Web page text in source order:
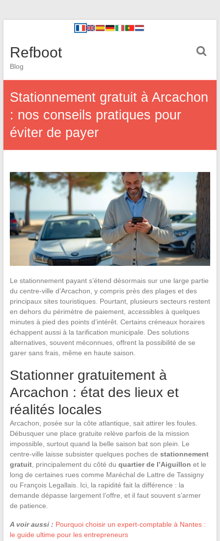
Refboot
Blog
Stationnement gratuit à Arcachon
: nos conseils pratiques pour
éviter de payer
Le stationnement payant s’étend désormais sur une large partie
du centre-ville d’Arcachon, y compris près des plages et des
principaux sites touristiques. Pourtant, plusieurs secteurs restent
en dehors du périmètre de paiement, accessibles à quelques
minutes à pied des points d’intérêt. Certains créneaux horaires
échappent aussi à la tarification municipale. Des solutions
alternatives, souvent méconnues, offrent la possibilité de se
garer sans frais, même en haute saison.
Stationner gratuitement à
Arcachon : état des lieux et
réalités locales
Arcachon, posée sur la côte atlantique, sait attirer les foules.
Débusquer une place gratuite relève parfois de la mission
impossible, surtout quand la belle saison bat son plein. Le
centre-ville laisse subsister quelques poches de stationnement
gratuit, principalement du côté du quartier de l’Aiguillon et le
long de certaines rues comme Maréchal de Lattre de Tassigny
ou François Legallais. Ici, la rapidité fait la différence : la
demande dépasse largement l’offre, et il faut souvent s’armer
de patience.
A voir aussi : Pourquoi choisir un expert-comptable à Nantes :
le guide ultime pour les entrepreneurs